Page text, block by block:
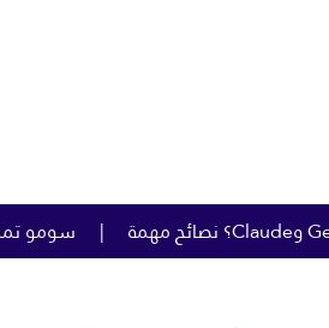
خصومات كبيرة على خام البصرة